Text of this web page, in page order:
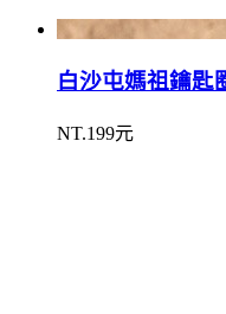
白沙屯媽祖鑰匙
NT.199元